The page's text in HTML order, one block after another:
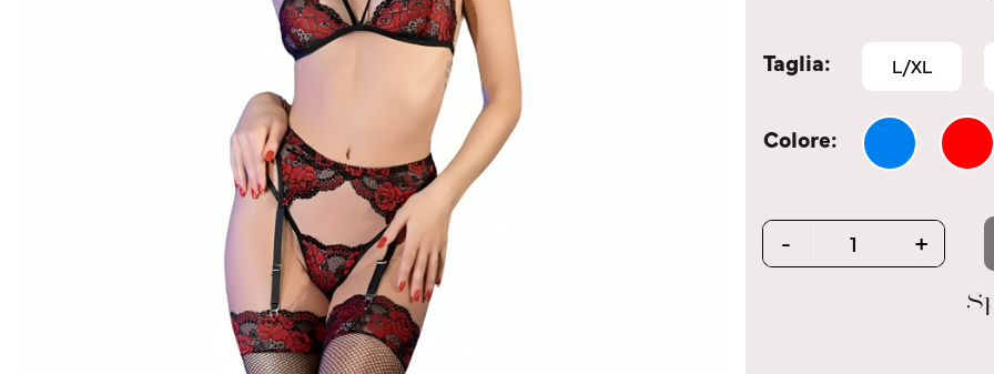
Taglia L/XL
Colore
Quantity
- +